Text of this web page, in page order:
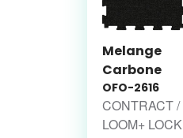
Melange
Carbone
OFO-2616
CONTRACT /
LOOM+ LOCK